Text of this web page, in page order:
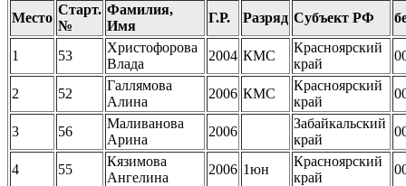
Место
Старт.
№
Фамилия,
Имя
Г.Р. Разряд Субъект РФ
1 53
Христофорова
Влада
2004 КМС
Красноярский
край
2 52
Галлямова
Алина
2006 КМС
Красноярский
край
3 56
Маливанова
Арина
2006
Забайкальский
край
4 55
Кязимова
Ангелина
2006 1юн
Красноярский
край